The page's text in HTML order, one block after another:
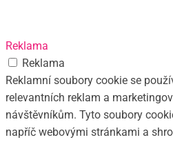
Reklama
Reklama
Reklamní soubory cookie se
relevantních reklam a
návštěvníkům. Tyto soubory
napříč webovými stránkami a